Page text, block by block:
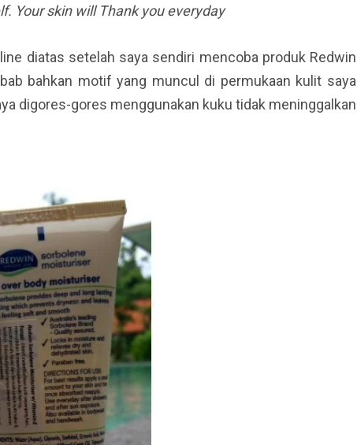
Your skin will Thank you everyday
diatas setelah saya sendiri mencoba produk Redwin
bahkan motif yang muncul di permukaan kulit saya
digores-gores menggunakan kuku tidak meninggalkan